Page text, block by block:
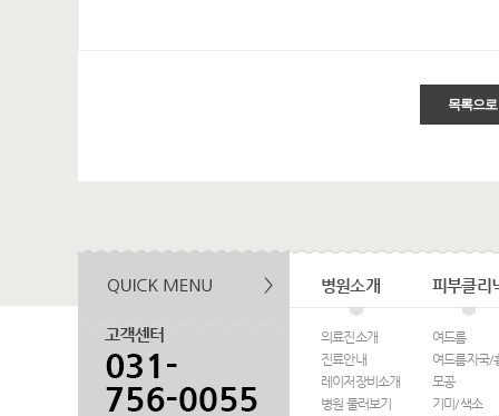
목록으로
병원소개
의료진소개
진료안내
레이저장비소개
병원 둘러보기
피부클리
여드름
여드름자국/
모공
기미/색소